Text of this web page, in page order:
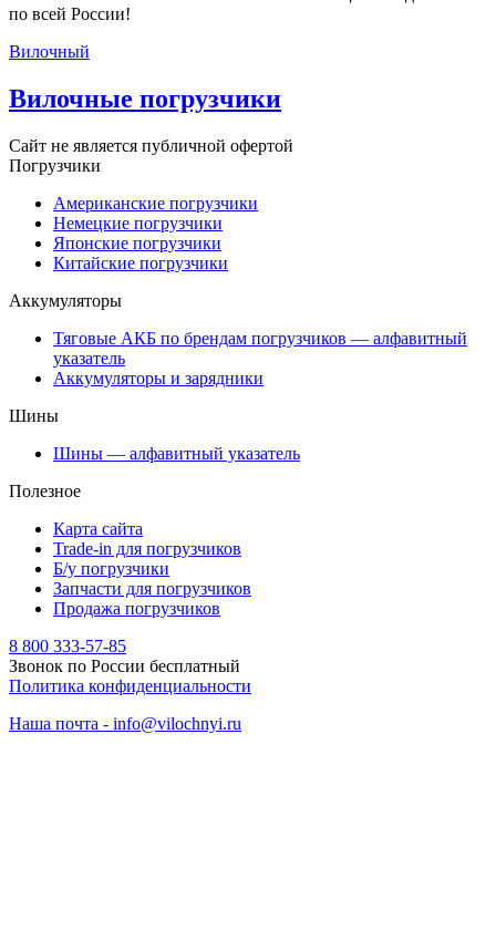
по всей России!
Вилочный
Вилочные погрузчики
Сайт не является публичной офертой
Погрузчики
Американские погрузчики
Немецкие погрузчики
Японские погрузчики
Китайские погрузчики
Аккумуляторы
Тяговые АКБ по брендам погрузчиков — алфавитный
указатель
Аккумуляторы и зарядники
Шины
Шины — алфавитный указатель
Полезное
Карта сайта
Trade-in для погрузчиков
Б/у погрузчики
Запчасти для погрузчиков
Продажа погрузчиков
8 800 333-57-85
Звонок по России бесплатный
Политика конфиденциальности
Наша почта - info@vilochnyi.ru